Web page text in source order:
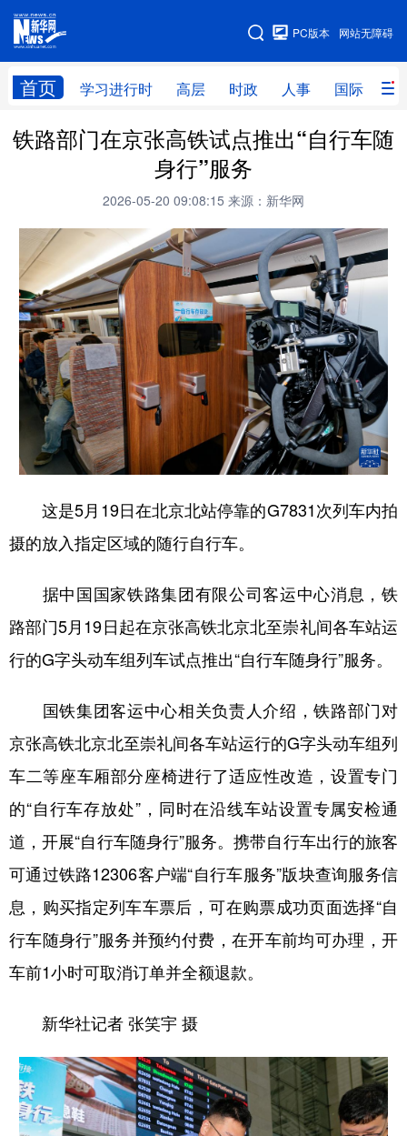
网站无障碍
PC版本
首页 学习进行时 高层 时政 人事 国际 财
网站地图
学习进行时 高层 时政 人事
财经 网评
全球连线
科技 科创 量子 体育
文化 书画 健康 军事
访谈 视频 图片 政务
法律 中央文件 金融 汽车
食品 人居 信息化 数字经济
学术中国 乡村振兴 银龄 溯源中国
城市 旅游 能源 会展
彩票 娱乐 时尚 悦读
公益 一带一路 亚太网
文化产业
地方频道
北京 天津 河北 山西
辽宁 吉林 上海 江苏
浙江 安徽 福建 江西
山东 河南 湖北 湖南
四川 贵州 云南 西藏
陕西 甘肃 青海 宁夏
新疆 内蒙古 黑龙江
English Español Français عربى
Русский язык 日本語 한국어
铁路部门在京张高铁试点推出“自行车随
身行”服务
2026-05-20 09:08:15 来源：新华网
这是5月19日在北京北站停靠的G7831次列车内拍
摄的放入指定区域的随行自行车。
据中国国家铁路集团有限公司客运中心消息，铁
路部门5月19日起在京张高铁北京北至崇礼间各车站运
行的G字头动车组列车试点推出“自行车随身行”服务。
国铁集团客运中心相关负责人介绍，铁路部门对
京张高铁北京北至崇礼间各车站运行的G字头动车组列
车二等座车厢部分座椅进行了适应性改造，设置专门
的“自行车存放处”，同时在沿线车站设置专属安检通
道，开展“自行车随身行”服务。携带自行车出行的旅客
可通过铁路12306客户端“自行车服务”版块查询服务信
息，购买指定列车车票后，可在购票成功页面选择“自
行车随身行”服务并预约付费，在开车前均可办理，开
车前1小时可取消订单并全额退款。
新华社记者 张笑宇 摄